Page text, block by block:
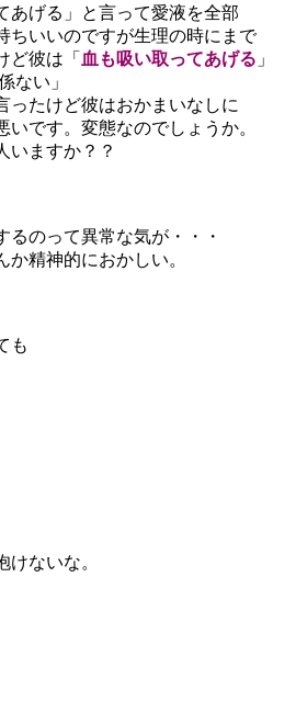
あげる」と言って愛液を全部
ちいいのですが生理の時にまで
ど彼は「 血も吸い取ってあげる 」
ない」
ったけど彼はおかまいなしに
です。変態なのでしょうか。
いますか？？
のって異常な気が・・・
精神的におかしい。
も
ないな。